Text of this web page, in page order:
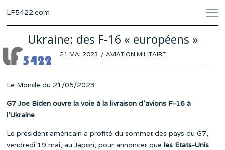
LF5422.com
Ukraine: des F-16 « européens »
POSTED
21 MAI 2023 20AVIATION MILITAIRE
Le Monde du 21/05/2023
G7 Joe Biden ouvre la voie à la livraison d’avions F-16 à
l’Ukraine
Le président américain a profité du sommet des pays du G7,
vendredi 19 mai, au Japon, pour annoncer queles Etats-Unis